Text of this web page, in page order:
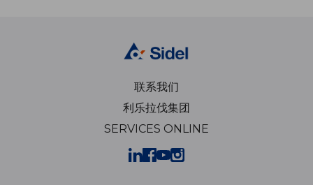
联系我们
利乐拉伐集团
SERVICES ONLINE